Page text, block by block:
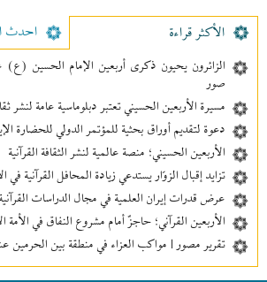
الأکثر قراءة احدث
الزائرون يحيون ذكرى أربعين الإمام الحسين (ع)
صور
مسيرة الأربعين الحسيني تعتبر دبلوماسية عامة لنشر
دعوة لتقديم أوراق بحثية للمؤتمر الدولي للحضارة
الأربعين الحسيني؛ منصة عالمية لنشر الثقافة القرآنية
تزايد إقبال الزوّار يستدعي زيادة المحافل القرآنية في
عرض قدرات إيران العلمية في مجال الدراسات
الأربعين القرآني؛ حاجزٌ أمام مشروع النفاق في الأمة
تقرير مصور | مواكب العزاء في منطقة بين‌ الحرمین